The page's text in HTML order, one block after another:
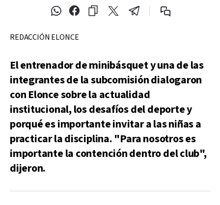
REDACCIÓN ELONCE
El entrenador de minibásquet y una de las
integrantes de la subcomisión dialogaron
con Elonce sobre la actualidad
institucional, los desafíos del deporte y
porqué es importante invitar a las niñas a
practicar la disciplina. "Para nosotros es
importante la contención dentro del club",
dijeron.